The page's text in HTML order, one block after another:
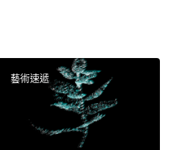
藝術速遞